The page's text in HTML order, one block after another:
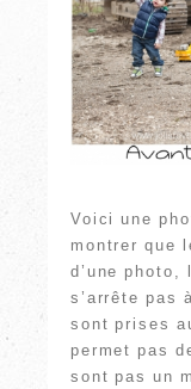
Voici une
montrer que
d’une photo,
s’arrête pas
sont prises
permet pas
sont pas un